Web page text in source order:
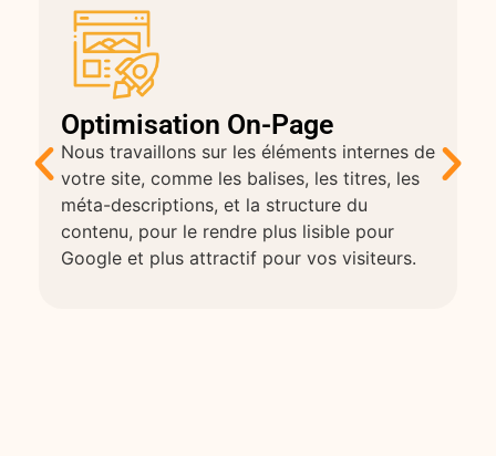
Optimisation On-Page
Nous travaillons sur les éléments internes de
votre site, comme les balises, les titres, les
méta-descriptions, et la structure du
contenu, pour le rendre plus lisible pour
Google et plus attractif pour vos visiteurs.